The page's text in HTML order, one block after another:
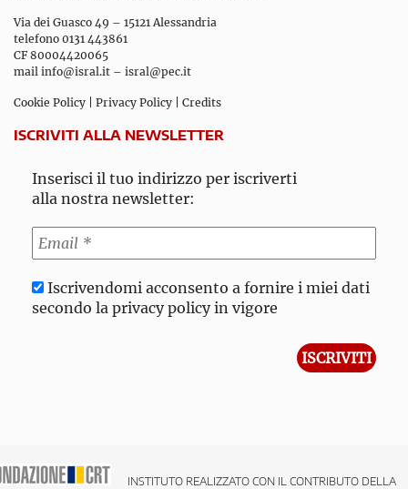
Via dei Guasco 49 – 15121 Alessandria
telefono 0131 443861
CF 80004420065
mail info@isral.it – isral@pec.it
Cookie Policy Privacy Policy Credits
ISCRIVITI ALLA NEWSLETTER
Inserisci il tuo indirizzo per iscriverti
alla nostra newsletter:
Iscrivendomi acconsento a fornire i miei dati
secondo la privacy policy in vigore
INSTITUTO REALIZZATO CON IL CONTRIBUTO DELLA